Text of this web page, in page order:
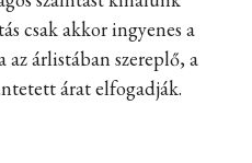
csak akkor ingyenes a
árlistában szereplő, a
árat elfogadják.